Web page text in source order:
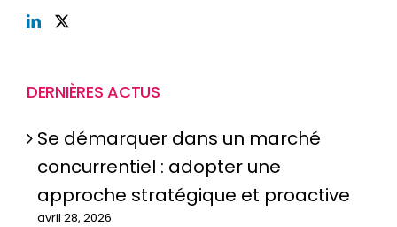
DERNIÈRES ACTUS
Se démarquer dans un marché
concurrentiel : adopter une
approche stratégique et proactive
avril 28, 2026